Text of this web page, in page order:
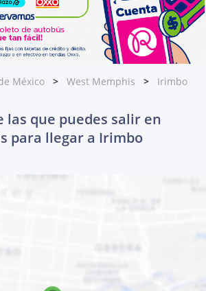
México West Memphis Irimbo
las que puedes salir en
para llegar a Irimbo